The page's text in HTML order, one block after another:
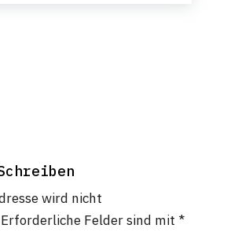
wird nicht
Erforderliche Felder sind mit *